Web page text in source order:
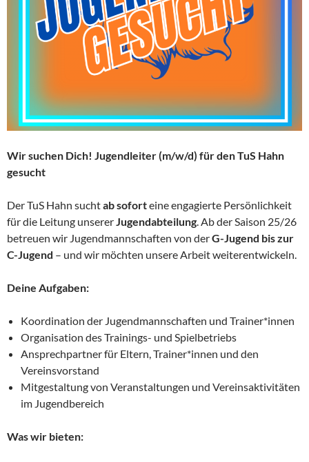
Wir suchen Dich! Jugendleiter (m/w/d) für den TuS Hahn
gesucht
Der TuS Hahn suchtab soforteine engagierte Persönlichkeit
für die Leitung unsererJugendabteilung. Ab der Saison 25/26
betreuen wir Jugendmannschaften von derG-Jugend bis zur
C-Jugend – und wir möchten unsere Arbeit weiterentwickeln.
Deine Aufgaben:
Koordination der Jugendmannschaften und Trainer*innen
Organisation des Trainings- und Spielbetriebs
Ansprechpartner für Eltern, Trainer*innen und den
Vereinsvorstand
Mitgestaltung von Veranstaltungen und Vereinsaktivitäten
im Jugendbereich
Was wir bieten: